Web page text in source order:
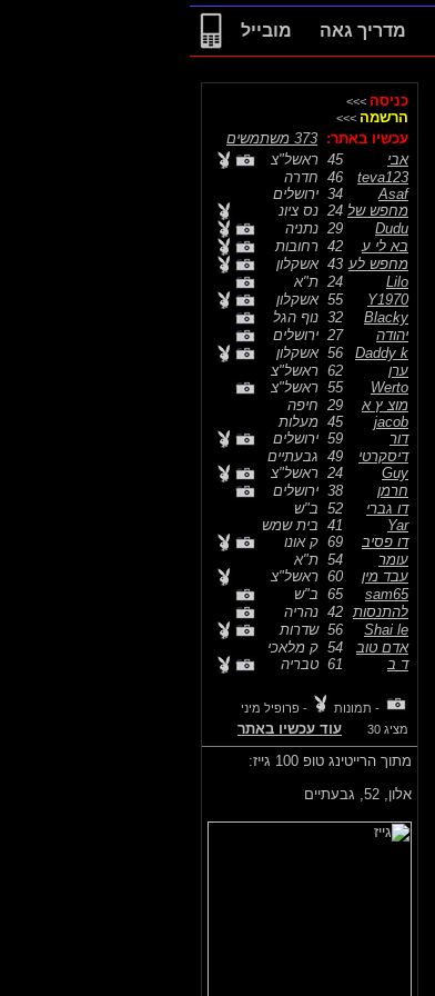
מדריך גאה מובייל
כניסה >>>
הרשמה >>>
עכשיו באתר: 373 משתמשים
אבי
45
ראשל"צ
teva123
חדרה
Asaf
ירושלים
מחפש של
נס ציונ
Dudu
נתניה
בא לי ע
רחובות
מחפש לע
אשקלון
Lilo
ת"א
Y1970
55
אשקלון
Blacky
נוף הגל
יהודה
27
ירושלים
Daddy k
אשקלון
ערן
ראשל"צ
Werto
55
ראשל"צ
מוצ ץ א
חיפה
jacob
45
מעלות
דור
ירושלים
דיסקרטי
גבעתיים
Guy
ראשל"צ
חרמן
ירושלים
דו גברי
ב"ש
Yar
בית שמש
דו פסיב
ק אונו
עומר
ת"א
עבד מין
ראשל"צ
sam65
65
ב"ש
להתנסות
נהריה
Shai le
שדרות
אדם טוב
ק מלאכי
ד ב
טבריה
- תמונות
- פרופיל מיני
מציג 30
עוד עכשיו באתר
מתוך הרייטינג טופ 100 גייז:
אלון, 52, גבעתיים